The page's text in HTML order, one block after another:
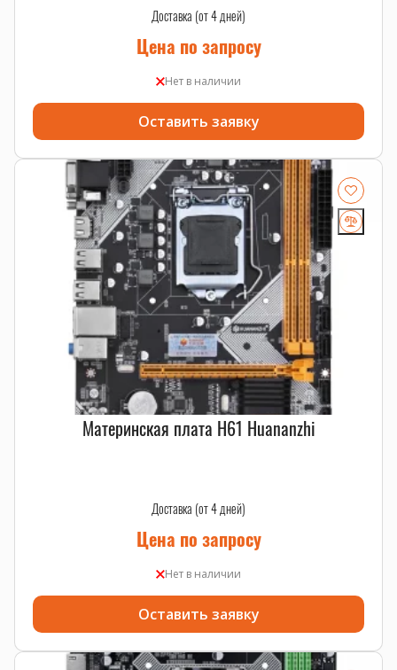
Доставка (от 4 дней)
Цена по запросу
Нет в наличии
Оставить заявку
Материнская плата H61 Huananzhi
Доставка (от 4 дней)
Цена по запросу
Нет в наличии
Оставить заявку